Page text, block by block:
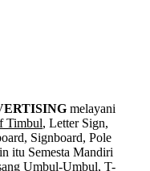
melayani
Timbul, Letter Sign,
Signboard, Pole
itu Semesta Mandiri
Umbul-Umbul, T-